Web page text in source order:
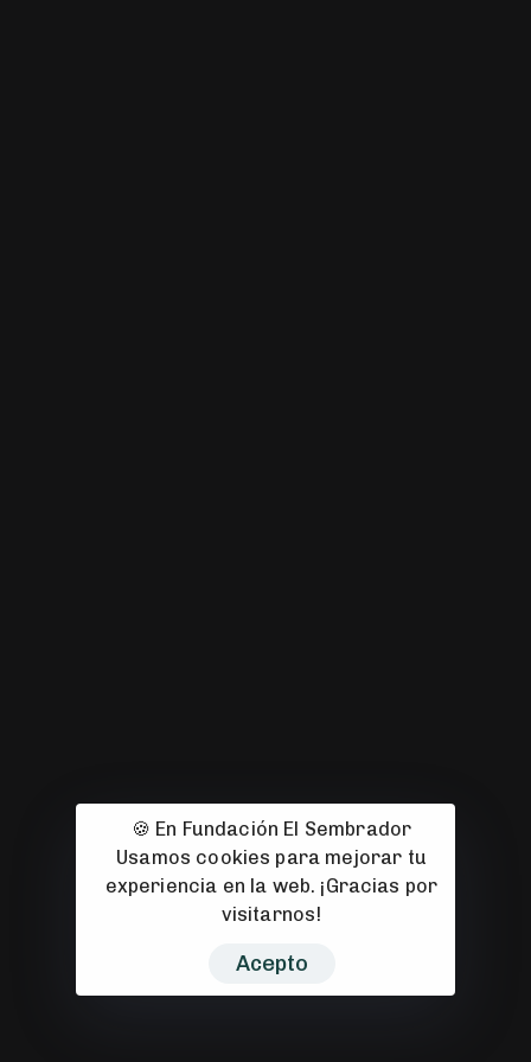
🍪 En Fundación El Sembrador
Usamos cookies para mejorar tu
experiencia en la web. ¡Gracias por
visitarnos!
Acepto